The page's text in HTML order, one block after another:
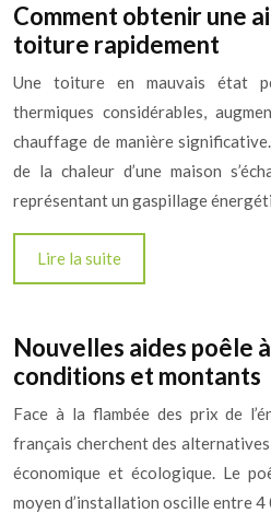
Comment obtenir une
toiture rapidement
Une toiture en mauvais état
thermiques considérables,
chauffage de manière
de la chaleur d’une maison
représentant un gaspillage
Lire la suite
Nouvelles aides poêle
conditions et montants
Face à la flambée des prix de
français cherchent des
économique et écologique. Le
moyen d’installation oscille entre